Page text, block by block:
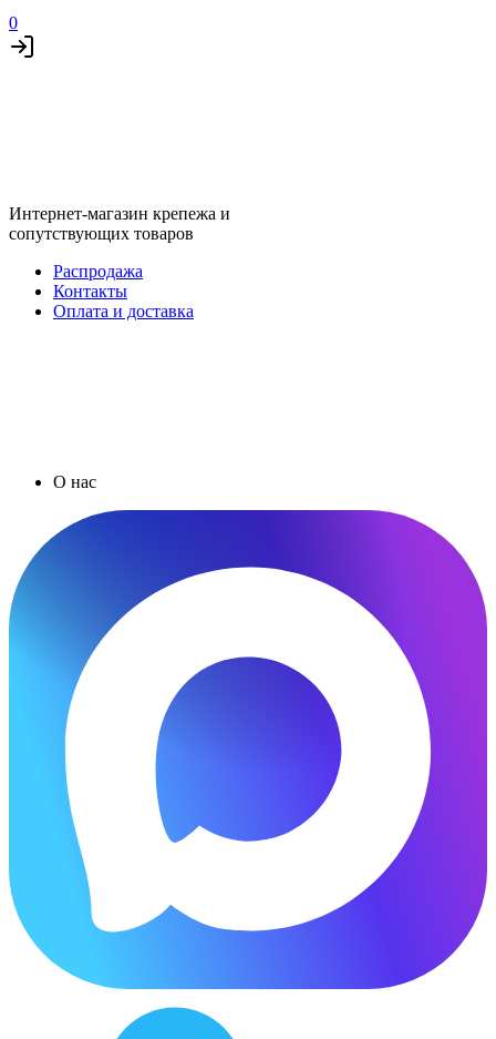
0
Интернет-магазин крепежа и
сопутствующих товаров
Распродажа
Контакты
Оплата и доставка
О нас